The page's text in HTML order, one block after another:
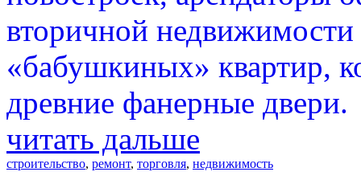
вторичной недвижимости
«бабушкиных» квартир,
древние фанерные двери.
читать дальше
строительство, ремонт, торговля, недвижимость